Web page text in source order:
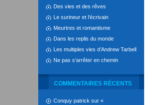
Des vies et des rêves
Le surineur et l’écrivain
Meurtres et romantisme
Dans les replis du monde
Les multiples vies d’Andrew Tarbell
Ne pas s’arrêter en chemin
COMMENTAIRES RÉCENTS
Conquy patrick sur «